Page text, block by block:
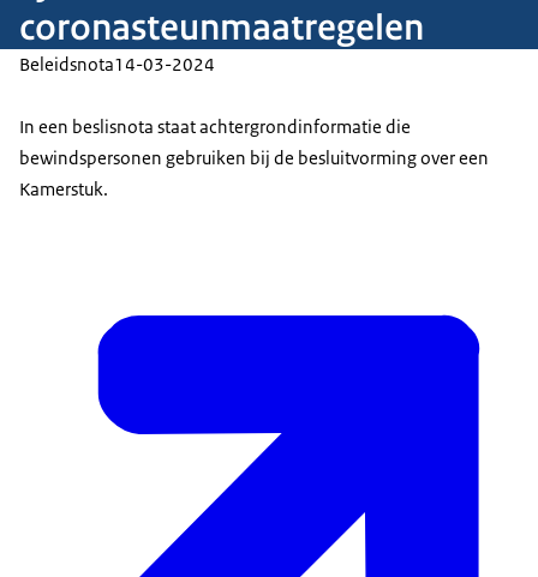
coronasteunmaatregelen
Beleidsnota14-03-2024
In een beslisnota staat achtergrondinformatie die
bewindspersonen gebruiken bij de besluitvorming over een
Kamerstuk.